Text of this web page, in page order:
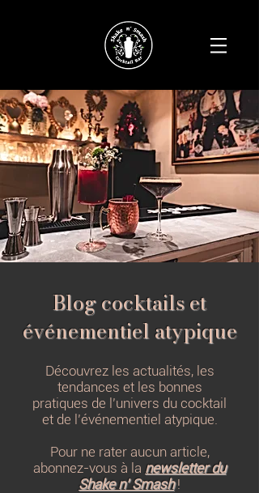
Blog cocktails et
événementiel atypique
Découvrez les actualités, les
tendances et les bonnes
pratiques de l’univers du cocktail
et de l’événementiel atypique.
Pour ne rater aucun article,
abonnez-vous à la newsletter du
Shake n’ Smash!